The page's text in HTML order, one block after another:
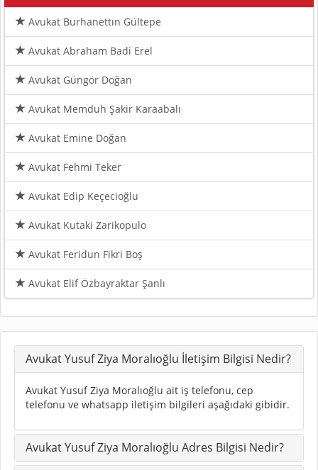
Avukat Burhanettın Gültepe
Avukat Abraham Badi Erel
Avukat Güngör Doğan
Avukat Memduh Şakir Karaabalı
Avukat Emine Doğan
Avukat Fehmi Teker
Avukat Edip Keçecioğlu
Avukat Kutaki Zarikopulo
Avukat Feridun Fikri Boş
Avukat Elif Özbayraktar Şanlı
Avukat Yusuf Ziya Moralıoğlu İletişim Bilgisi Nedir?
Avukat Yusuf Ziya Moralıoğlu ait iş telefonu, cep
telefonu ve whatsapp iletişim bilgileri aşağıdaki gibidir.
Avukat Yusuf Ziya Moralıoğlu Adres Bilgisi Nedir?